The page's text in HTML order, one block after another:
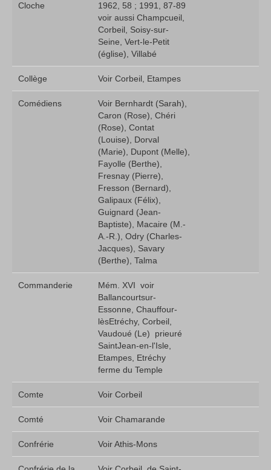
Cloche
1962, 58 ; 1991, 87-89 
voir aussi Champcueil,
Corbeil, Soisy-sur-
Seine, Vert-le-Petit
(église), Villabé
Collège Voir Corbeil, Etampes
Comédiens
Voir Bernhardt (Sarah),
Caron (Rose), Chéri
(Rose), Contat
(Louise), Dorval
(Marie), Dupont (Melle),
Fayolle (Berthe),
Fresnay (Pierre),
Fresson (Bernard),
Galipaux (Félix),
Guignard (Jean-
Baptiste), Macaire (M.-
A.-R.), Odry (Charles­
Jacques), Savary
(Berthe), Talma
Commanderie
Mém. XVI  voir
Ballancourt­sur-
Essonne, Chauffour-
lès­Etréchy, Corbeil,
Vaudoué (Le)  prieuré
Saint­Jean-en-l'Isle,
Etampes, Etréchy 
ferme du Temple
Comte Voir Corbeil
Comté Voir Chamarande
Confrérie Voir Athis-Mons